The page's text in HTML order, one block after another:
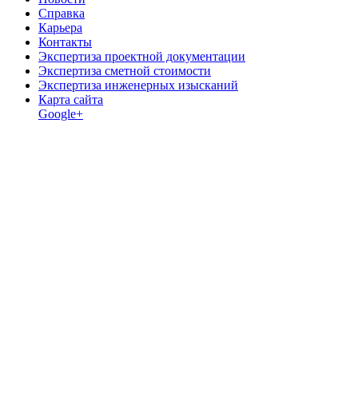
Справка
Карьера
Контакты
Экспертиза проектной документации
Экспертиза сметной стоимости
Экспертиза инженерных изысканий
Карта сайта
Google+